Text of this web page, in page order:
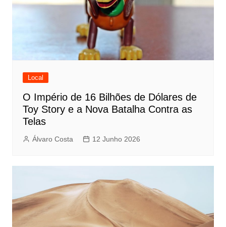
Local
O Império de 16 Bilhões de Dólares de
Toy Story e a Nova Batalha Contra as
Telas
Álvaro Costa 12 Junho 2026